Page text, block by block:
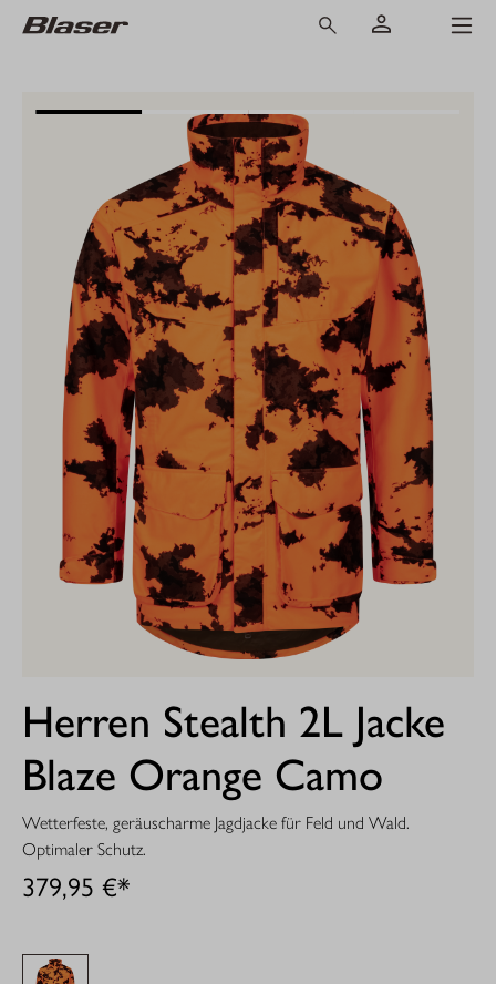
Herren Stealth 2L Jacke
Blaze Orange Camo
Wetterfeste, geräuscharme Jagdjacke für Feld und Wald.
Optimaler Schutz.
379,95 €*